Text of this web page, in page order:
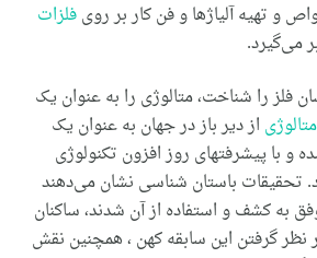
و تهیه آلیاژها و فن کار بر رویفلزات
می‌‌گیرد.
فلز را شناخت، متالوژی را به عنوان یک
از دیر باز در جهان به عنوان یک
و با پیشرفتهای روز افزون تکنولوژی
تحقیقات باستان شناسی نشان می‌‌دهند
به کشف و استفاده از آن شدند، ساکنان
نظر گرفتن این سابقه کهن ، همچنین نقش